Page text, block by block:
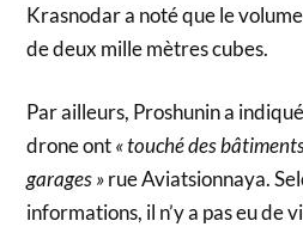
Krasnodar a noté que le
de deux mille mètres cubes.
Par ailleurs, Proshunin a
drone ont« touché des
garages »rue Aviatsionnaya.
informations, il n’y a pas eu de